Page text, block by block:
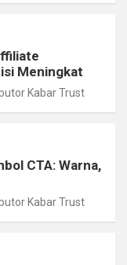
Meningkat
Kabar Trust
CTA: Warna,
Kabar Trust